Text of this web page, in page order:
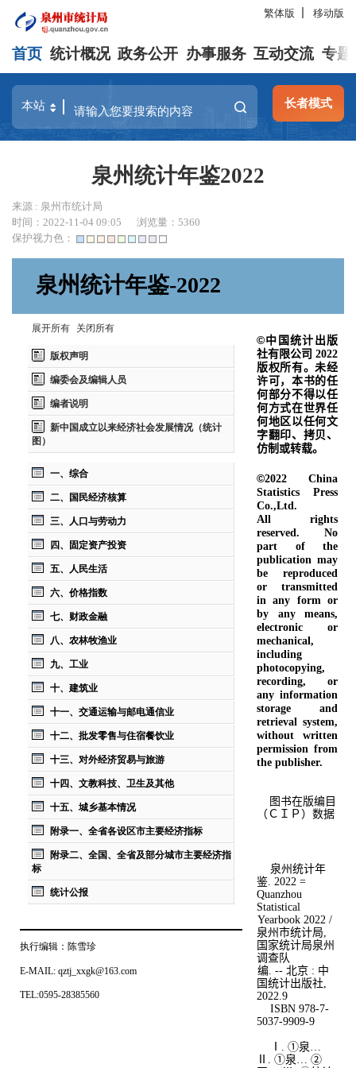
繁体版 移动版
首页 统计概况 政务公开 办事服务 互动交流 专题
长者模式
泉州统计年鉴2022
来源 : 泉州市统计局
时间：2022-11-04 09:05
浏览量：5360
保护视力色：